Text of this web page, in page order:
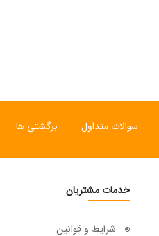
سوالات متداول برگشتی ها
خدمات مشتریان
شرایط و قوانین